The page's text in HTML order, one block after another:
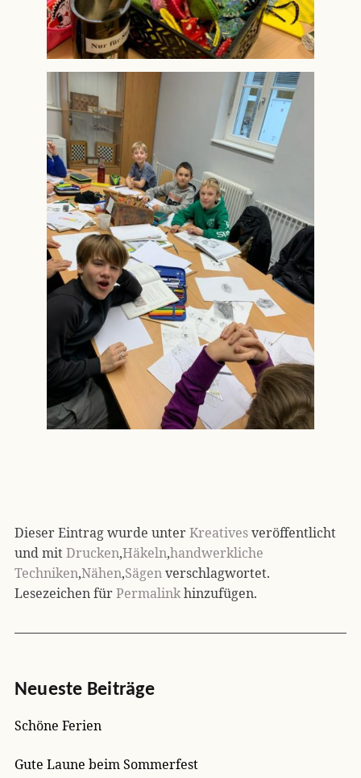
Dieser Eintrag wurde unterKreativesveröffentlicht
und mitDrucken,Häkeln,handwerkliche
Techniken,Nähen,Sägenverschlagwortet.
Lesezeichen fürPermalinkhinzufügen.
Neueste Beiträge
Schöne Ferien
Gute Laune beim Sommerfest